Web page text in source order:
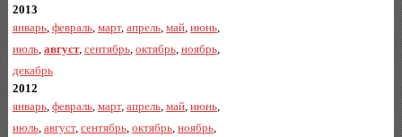
2013
январь, февраль, март, апрель, май, июнь,
июль, август, сентябрь, октябрь, ноябрь,
декабрь
2012
январь, февраль, март, апрель, май, июнь,
июль, август, сентябрь, октябрь, ноябрь,